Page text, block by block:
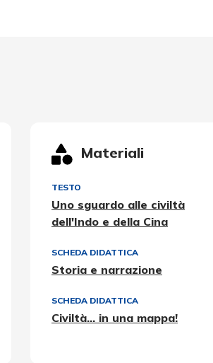
Materiali
TESTO
Uno sguardo alle civiltà
dell'Indo e della Cina
SCHEDA DIDATTICA
Storia e narrazione
SCHEDA DIDATTICA
Civiltà... in una mappa!